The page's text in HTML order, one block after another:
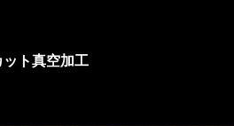
ト真空加工